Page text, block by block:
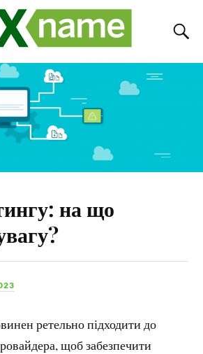
на що
ретельно підходити до
щоб забезпечити